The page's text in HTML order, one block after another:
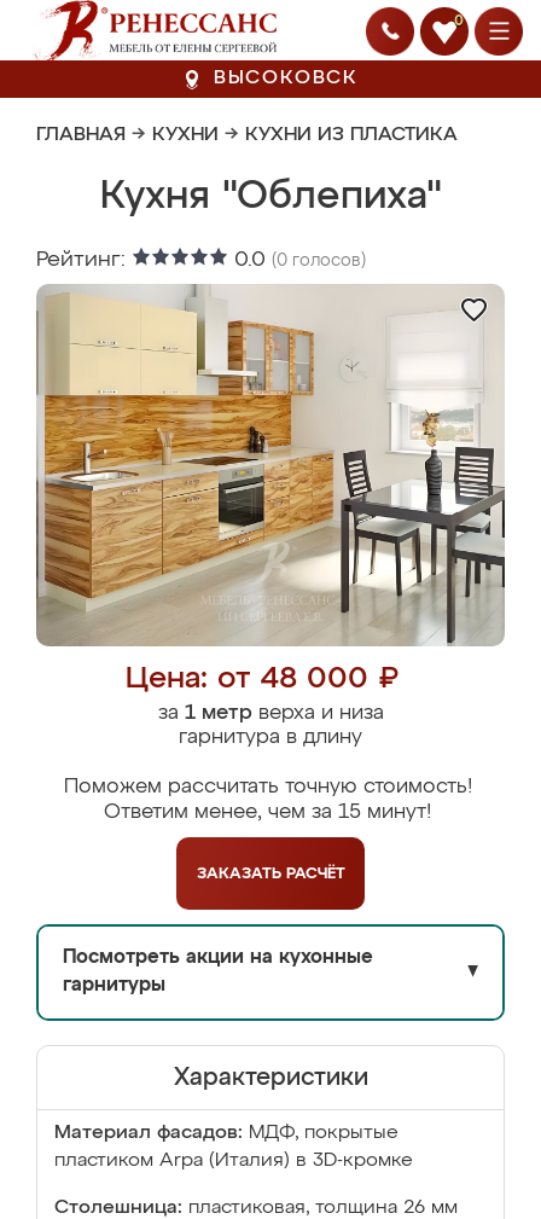
0
ВЫСОКОВСК
ГЛАВНАЯ → КУХНИ → КУХНИ ИЗ ПЛАСТИКА
Кухня "Облепиха"
Рейтинг: 0.0 (0 голосов)
Цена: от 48 000 ₽
за 1 метрверха и низа
гарнитура в длину
Поможем рассчитать точную стоимость!
Ответим менее, чем за 15 минут!
ЗАКАЗАТЬ РАСЧЁТ
Посмотреть акции на кухонные
гарнитуры
▼
Характеристики
Материал фасадов: МДФ, покрытые
пластиком Arpa (Италия) в 3D-кромке
Столешница: пластиковая, толщина 26 мм